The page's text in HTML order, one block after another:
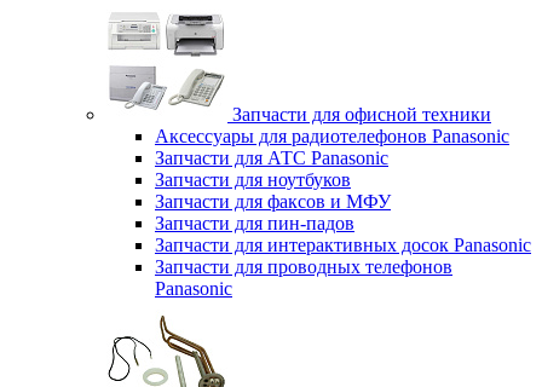
Запчасти для офисной техники
Аксессуары для радиотелефонов Panasonic
Запчасти для АТС Panasonic
Запчасти для ноутбуков
Запчасти для факсов и МФУ
Запчасти для пин-падов
Запчасти для интерактивных досок Panasonic
Запчасти для проводных телефонов
Panasonic